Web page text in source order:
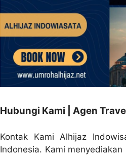
Hubungi Kami | Agen
Kontak Kami Alhijaz
Indonesia. Kami